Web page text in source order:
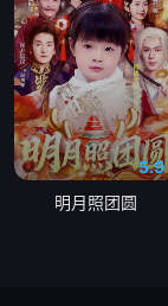
第61集
第64集
第67集
第70集
5.9
明月照团圆